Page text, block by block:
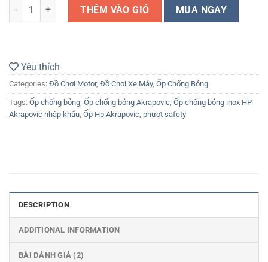
Ốp chống bỏng inox HP Akrapovic nhập khẩu quantity
THÊM VÀO GIỎ MUA NGAY
Yêu thích
Categories: Đồ Chơi Motor, Đồ Chơi Xe Máy, Ốp Chống Bỏng
Tags: Ốp chống bỏng Ốp chống bỏng Akrapovic Ốp chống bỏng inox HP
Akrapovic nhập khẩu Ốp Hp Akrapovic phượt safety
DESCRIPTION
ADDITIONAL INFORMATION
BÀI ĐÁNH GIÁ (2)